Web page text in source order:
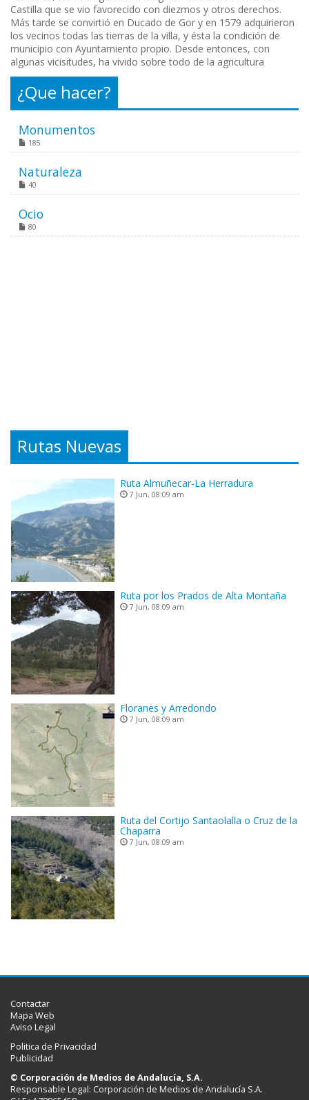
Castilla que se vio favorecido con diezmos y otros derechos.
Más tarde se convirtió en Ducado de Gor y en 1579 adquirieron
los vecinos todas las tierras de la villa, y ésta la condición de
municipio con Ayuntamiento propio. Desde entonces, con
algunas vicisitudes, ha vivido sobre todo de la agricultura
¿Que hacer?
Monumentos
185
Naturaleza
40
Ocio
80
Rutas Nuevas
Ruta Almuñecar-La Herradura
7 Jun, 08:09 am
Ruta por los Prados de Alta Montaña
7 Jun, 08:09 am
Floranes y Arredondo
7 Jun, 08:09 am
Ruta del Cortijo Santaolalla o Cruz de la
Chaparra
7 Jun, 08:09 am
Contactar
Mapa Web
Aviso Legal
Politica de Privacidad
Publicidad
© Corporación de Medios de Andalucía, S.A.
Responsable Legal: Corporación de Medios de Andalucía S.A.